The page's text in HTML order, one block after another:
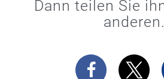
Dann teilen Sie
anderen.